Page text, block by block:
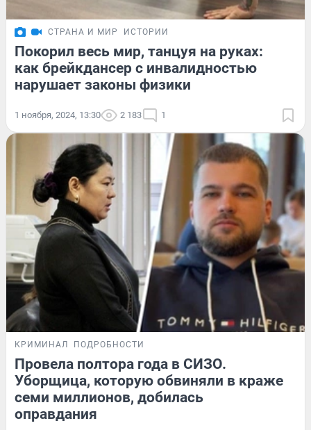
СТРАНА И МИР ИСТОРИИ
Покорил весь мир, танцуя на руках:
как брейкдансер с инвалидностью
нарушает законы физики
1 ноября, 2024, 13:30 2 183 1
КРИМИНАЛ ПОДРОБНОСТИ
Провела полтора года в СИЗО.
Уборщица, которую обвиняли в краже
семи миллионов, добилась
оправдания